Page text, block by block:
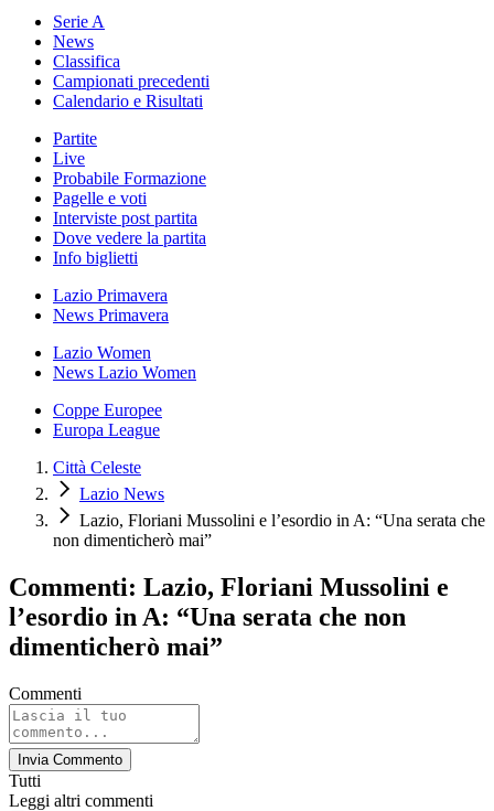
Serie A
News
Classifica
Campionati precedenti
Calendario e Risultati
Partite
Live
Probabile Formazione
Pagelle e voti
Interviste post partita
Dove vedere la partita
Info biglietti
Lazio Primavera
News Primavera
Lazio Women
News Lazio Women
Coppe Europee
Europa League
Città Celeste
Lazio News
Lazio, Floriani Mussolini e l’esordio in A: “Una serata che
non dimenticherò mai”
Commenti: Lazio, Floriani Mussolini e
l’esordio in A: “Una serata che non
dimenticherò mai”
Commenti
Invia Commento
Tutti
Leggi altri commenti